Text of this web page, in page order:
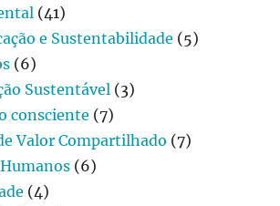
(41)
e Sustentabilidade (5)
(6)
Sustentável (3)
consciente (7)
Valor Compartilhado (7)
(6)
(4)